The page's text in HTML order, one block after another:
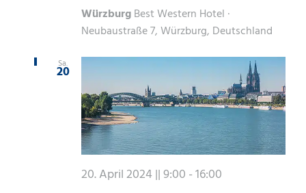
WürzburgBest Western Hotel ·
Neubaustraße 7, Würzburg, Deutschland
Sa.
20
20. April 2024 || 9:00 -16:00